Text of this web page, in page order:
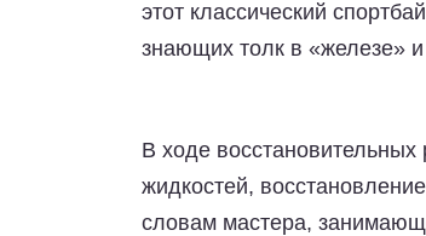
этот классический
знающих толк в «железе»
В ходе
жидкостей,
словам мастера,